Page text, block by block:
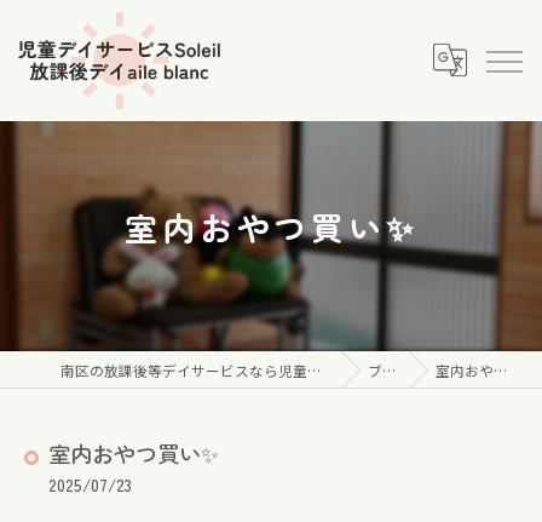
室内おやつ買い✨
南区の放課後等デイサービスなら児童デイサービス Soleil ブログ 室内おやつ買い✨
室内おやつ買い✨
2025/07/23